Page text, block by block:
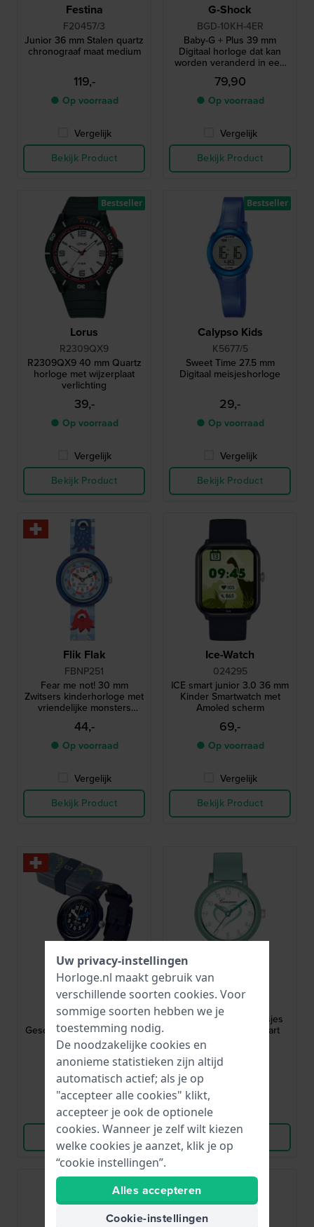
Festina
F20457/3
Junior 36 mm Stalen quartz
chronograaf maat medium
119,-
● Op voorraad
Vergelijk
Bekijk Product
G-Shock
BGD-10KH-4ER
Baby-G + Plus 39 mm
Digitaal horloge dat kan
worden veranderd in een
hanger
79,90
● Op voorraad
Vergelijk
Bekijk Product
Lorus
R2309QX9
R2309QX9 40 mm Quartz
horloge met wijzerplaat
verlichting
39,-
● Op voorraad
Vergelijk
Bekijk Product
Bestseller
Calypso Kids
K5677/5
Sweet Time 27.5 mm
Digitaal meisjeshorloge
29,-
● Op voorraad
Vergelijk
Bekijk Product
Bestseller
Flik Flak
FBNP251
Fear me not! 30 mm
Zwitsers kinderhorloge met
vriendelijke monsters
thema
44,-
● Op voorraad
Vergelijk
Bekijk Product
Ice-Watch
024295
ICE smart junior 3.0 36 mm
Kinder Smartwatch met
Amoled scherm
69,-
● Op voorraad
Vergelijk
Bekijk Product
Flik Flak
FPNP176
Dino Diner 30 mm
Geschenkset: dino horloge
en lunchbox
60,-
● Op voorraad
Vergelijk
Bekijk Product
Garonne Kids
KV33Q479
Love Girl 27 mm Meisjes
quartzhorloge met hart
44,95
● Op voorraad
Bekijk Product
Uw privacy-instellingen
Horloge.nl maakt gebruik van
verschillende soorten cookies. Voor
sommige soorten hebben we je
toestemming nodig.
De noodzakelijke cookies en
anonieme statistieken zijn altijd
automatisch actief; als je op
"accepteer alle cookies" klikt,
accepteer je ook de optionele
cookies. Wanneer je zelf wilt kiezen
welke cookies je aanzet, klik je op
“cookie instellingen”.
Alles accepteren
Cookie-instellingen